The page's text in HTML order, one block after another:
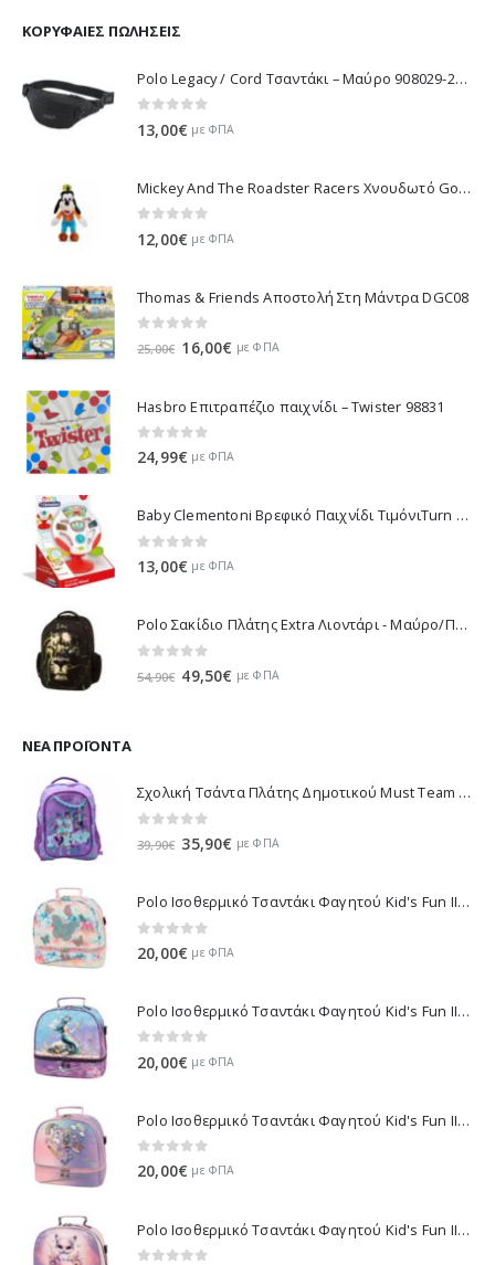
ΚΟΡΥΦΑΊΕΣ ΠΩΛΉΣΕΙΣ
Polo Legacy / Cord Τσαντάκι – Μαύρο 908029-2000 2022
13,00€ με ΦΠΑ
Mickey And The Roadster Racers Χνουδωτό Goofy 25 εκ 1607-01691
12,00€ με ΦΠΑ
Thomas & Friends Αποστολή Στη Μάντρα DGC08
out of 5
25,00€ Original
25,00€.
16,00€ Η
είναι:
με ΦΠΑ
Hasbro Επιτραπέζιο παιχνίδι – Twister 98831
0 out of 5
24,99€ με ΦΠΑ
Baby Clementoni Βρεφικό Παιχνίδι ΤιμόνιΤurn Αnd Drive Activity Wheel - 1000-17241
0out of 5
13,00€ με ΦΠΑ
Polo Σακίδιο Πλάτης Extra Λιοντάρι - Μαύρο/Πράσινο 901032-8188 2023
out of 5
54,90€ Original
49,50€ Ημε ΦΠΑ
ΝΈΑ ΠΡΟΪΌΝΤΑ
Σχολική Τσάντα Πλάτης Δημοτικού Must Team K-Pop - Μωβ 000587781 2026
out of 5
39,90€ Original
39,90€.
35,90€ Η
είναι:
με ΦΠΑ
Polo Ισοθερμικό Τσαντάκι Φαγητού Kid's Fun II - Πολύχρωμο 971003-8419 2026
20,00€ με ΦΠΑ
Polo Ισοθερμικό Τσαντάκι Φαγητού Kid's Fun II - Πολύχρωμο 971003-8426 2026
20,00€ με ΦΠΑ
Polo Ισοθερμικό Τσαντάκι Φαγητού Kid's Fun II - Μωβ 971003-8420 2026
0 out of 5
20,00€ με ΦΠΑ
Polo Ισοθερμικό Τσαντάκι Φαγητού Kid's Fun II - Λιλά 971003-8425 2026